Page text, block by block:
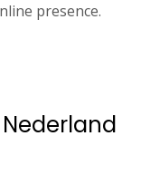
presence.